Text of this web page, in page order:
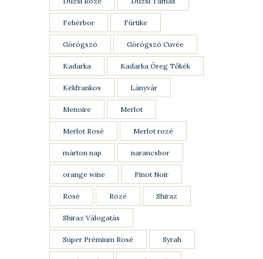
Fehérbor Fürtike
Görögszó Görögszó Cuvée
Kadarka Kadarka Öreg Tőkék
Kékfrankos Lányvár
Menoire Merlot
Merlot Rosé Merlot rozé
márton nap narancsbor
orange wine Pinot Noir
Rosé Rozé Shiraz
Shiraz Válogatás
Super Prémium Rosé Syrah